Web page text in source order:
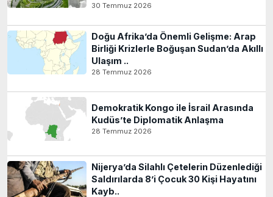
30 Temmuz 2026
Doğu Afrika’da Önemli Gelişme: Arap
Birliği Krizlerle Boğuşan Sudan’da Akıllı
Ulaşım ..
28 Temmuz 2026
Demokratik Kongo ile İsrail Arasında
Kudüs’te Diplomatik Anlaşma
28 Temmuz 2026
Nijerya’da Silahlı Çetelerin Düzenlediği
Saldırılarda 8’i Çocuk 30 Kişi Hayatını
Kayb..